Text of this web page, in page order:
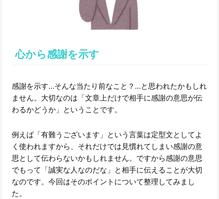
心から感謝を示す
感謝を示す…そんな当たり前なこと？…と思われたかもしれ
ません。大切なのは「文章上だけで相手に感謝の意思が伝
わるかどうか」ということです。
例えば「有難うございます」という言葉は定型文としてよ
く使われますから、それだけでは見慣れてしまい感謝の意
思として伝わらないかもしれません。ですから感謝の意思
でもって「誠実な人なのだな」と相手に伝えることが大切
なのです。今回はそのポイントについて整理してみまし
た。